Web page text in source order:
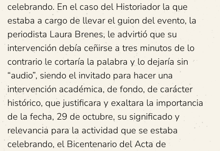
celebrando. En el caso del Historiador la que
estaba a cargo de llevar el guion del evento, la
periodista Laura Brenes, le advirtió que su
intervención debía ceñirse a tres minutos de lo
contrario le cortaría la palabra y lo dejaría sin
“audio”, siendo el invitado para hacer una
intervención académica, de fondo, de carácter
histórico, que justificara y exaltara la importancia
de la fecha, 29 de octubre, su significado y
relevancia para la actividad que se estaba
celebrando, el Bicentenario del Acta de